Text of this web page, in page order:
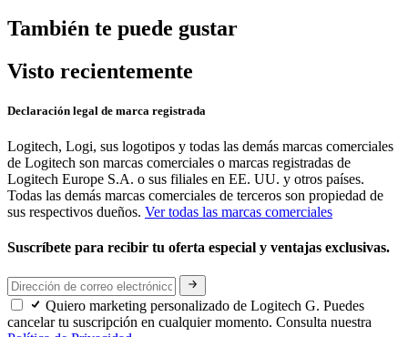
También te puede gustar
Visto recientemente
Declaración legal de marca registrada
Logitech, Logi, sus logotipos y todas las demás marcas comerciales
de Logitech son marcas comerciales o marcas registradas de
Logitech Europe S.A. o sus filiales en EE. UU. y otros países.
Todas las demás marcas comerciales de terceros son propiedad de
sus respectivos dueños. Ver todas las marcas comerciales
Suscríbete para recibir tu oferta especial y ventajas exclusivas.
Quiero marketing personalizado de Logitech G. Puedes
cancelar tu suscripción en cualquier momento. Consulta nuestra